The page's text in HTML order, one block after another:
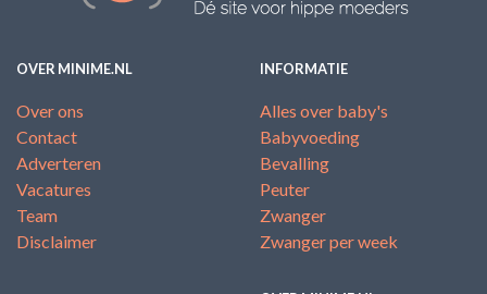
OVER MINIME.NL
Over ons
Contact
Adverteren
Vacatures
Team
Disclaimer
INFORMATIE
Alles over baby's
Babyvoeding
Bevalling
Peuter
Zwanger
Zwanger per week